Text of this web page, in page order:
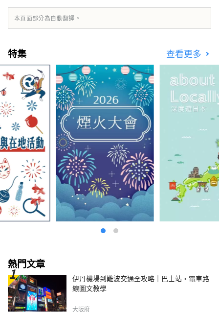
本頁面部分為自動翻譯。
特集 查看更多
熱門文章
伊丹機場到難波交通全攻略｜巴士站・電車路
線圖文教學
大阪府